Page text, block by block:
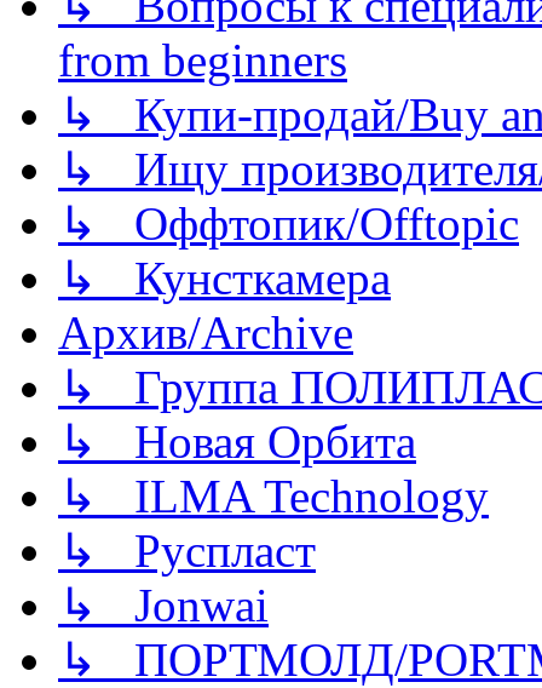
from beginners
↳ Купи-продай/Buy
↳ Ищу
↳ Оффтопик/Offtopic
↳ Кунсткамера
Архив/Archive
↳ Группа
↳ Новая Орбита
↳ ILMA Technology
↳ Руспласт
↳ Jonwai
↳ ПОРТМОЛД/